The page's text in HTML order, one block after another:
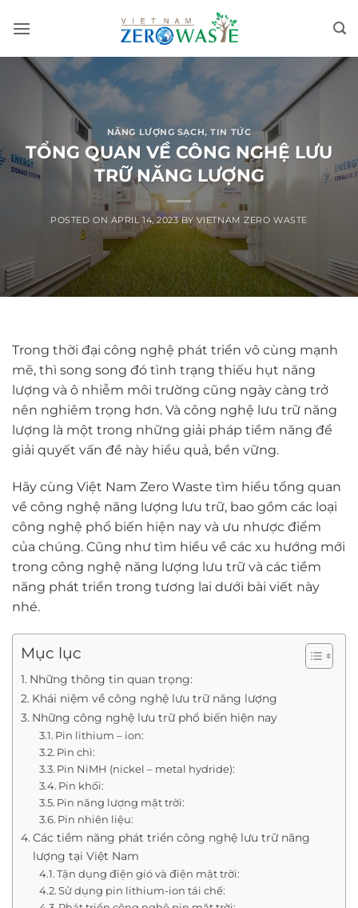
NĂNG LƯỢNG SẠCH,TIN TỨC
TỔNG QUAN VỀ CÔNG NGHỆ LƯU
TRỮ NĂNG LƯỢNG
POSTED ON APRIL 14, 2023 BY VIETNAM ZERO WASTE
Trong thời đại công nghệ phát triển vô cùng mạnh
mẽ, thì song song đó tình trạng thiếu hụt năng
lượng và ô nhiễm môi trường cũng ngày càng trở
nên nghiêm trọng hơn. Và công nghệ lưu trữ năng
lượng là một trong những giải pháp tiềm năng để
giải quyết vấn đề này hiểu quả, bền vững.
Hãy cùng Việt Nam Zero Waste tìm hiểu tổng quan
về công nghệ năng lượng lưu trữ, bao gồm các loại
công nghệ phổ biến hiện nay và ưu nhược điểm
của chúng. Cũng như tìm hiểu về các xu hướng mới
trong công nghệ năng lượng lưu trữ và các tiềm
năng phát triển trong tương lai dưới bài viết này
nhé.
Mục lục
Những thông tin quan trọng:
Khái niệm về công nghệ lưu trữ năng lượng
Những công nghệ lưu trữ phổ biến hiện nay
Pin lithium – ion:
Pin chì:
Pin NiMH (nickel – metal hydride):
Pin khối:
Pin năng lượng mặt trời:
Pin nhiên liệu:
Các tiềm năng phát triển công nghệ lưu trữ năng
lượng tại Việt Nam
Tận dụng điện gió và điện mặt trời:
Sử dụng pin lithium-ion tái chế: